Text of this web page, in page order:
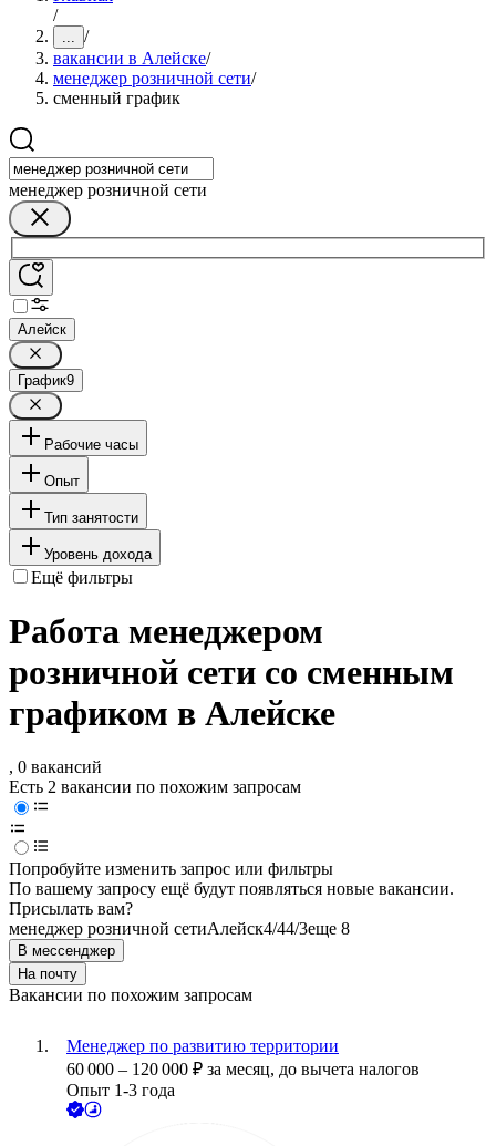
/
... /
вакансии в Алейске/
менеджер розничной сети/
сменный график
менеджер розничной сети
Алейск
График9
Рабочие часы
Опыт
Тип занятости
Уровень дохода
Ещё фильтры
Работа менеджером
розничной сети со сменным
графиком в Алейске
, 0 вакансий
Есть 2 вакансии по похожим запросам
Попробуйте изменить запрос или фильтры
По вашему запросу ещё будут появляться новые вакансии.
Присылать вам?
менеджер розничной сетиАлейск4/44/3еще 8
В мессенджер
На почту
Вакансии по похожим запросам
Менеджер по развитию территории
60 000 – 120 000 ₽ за месяц, до вычета налогов
Опыт 1-3 года